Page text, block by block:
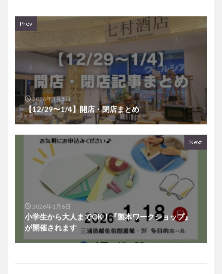
Prev
2026年1月5日
【12/29〜1/4】開店・閉店まとめ
Next
2026年1月6日
小学生から大人までOK！『製本ワークショップ』
が開催されます